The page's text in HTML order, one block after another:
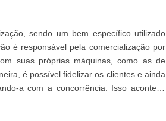
sendo um bem específico utilizado
é responsável pela comercialização por
suas próprias máquinas, como as de
é possível fidelizar os clientes e ainda
a com a concorrência. Isso acontece